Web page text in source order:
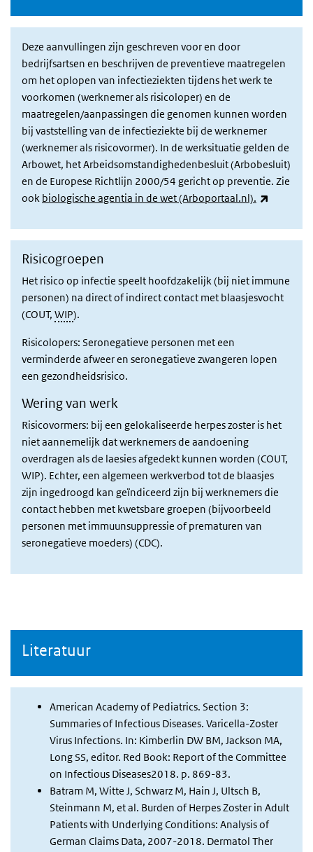
Deze aanvullingen zijn geschreven voor en door
bedrijfsartsen en beschrijven de preventieve maatregelen
om het oplopen van infectieziekten tijdens het werk te
voorkomen (werknemer als risicoloper) en de
maatregelen/aanpassingen die genomen kunnen worden
bij vaststelling van de infectieziekte bij de werknemer
(werknemer als risicovormer). In de werksituatie gelden de
Arbowet, het Arbeidsomstandighedenbesluit (Arbobesluit)
en de Europese Richtlijn 2000/54 gericht op preventie. Zie
ook biologische agentia in de wet (Arboportaal.nl).
Risicogroepen
Het risico op infectie speelt hoofdzakelijk (bij niet immune
personen) na direct of indirect contact met blaasjesvocht
(COUT, WIP).
Risicolopers: Seronegatieve personen met een
verminderde afweer en seronegatieve zwangeren lopen
een gezondheidsrisico.
Wering van werk
Risicovormers: bij een gelokaliseerde herpes zoster is het
niet aannemelijk dat werknemers de aandoening
overdragen als de laesies afgedekt kunnen worden (COUT,
WIP). Echter, een algemeen werkverbod tot de blaasjes
zijn ingedroogd kan geïndiceerd zijn bij werknemers die
contact hebben met kwetsbare groepen (bijvoorbeeld
personen met immuunsuppressie of prematuren van
seronegatieve moeders) (CDC).
Literatuur
American Academy of Pediatrics. Section 3:
Summaries of Infectious Diseases. Varicella-Zoster
Virus Infections. In: Kimberlin DW BM, Jackson MA,
Long SS, editor. Red Book: Report of the Committee
on Infectious Diseases2018. p. 869-83.
Batram M, Witte J, Schwarz M, Hain J, Ultsch B,
Steinmann M, et al. Burden of Herpes Zoster in Adult
Patients with Underlying Conditions: Analysis of
German Claims Data, 2007-2018. Dermatol Ther